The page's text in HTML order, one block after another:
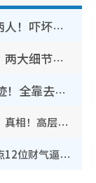
简淑儿染金发剪短头发气质判若两人！吓坏老公麦大力都认不出：“你做什么？”
汤洛雯传终于有好消息造人成功！两大细节曝孕味极浓引猜测：大肚婆先会咁！
五索亲揭10年前负债人生逆袭奇迹！全靠去一地方转运后即遇上马先生
林芊妤亲解12年前“残厕Gathering”真相！高层解约一句话重创尊严，至今拒返TVB
《爱·回家》隐形富豪卧虎藏龙！盘点12位财气逼人的有钱艺人：这位美女3亿身家不愁做